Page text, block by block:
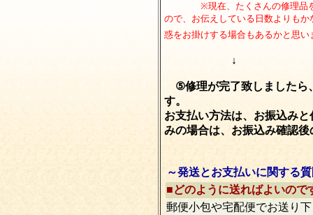
※現在、たくさんの修理品を預
ので、お伝えしている日数よりも
惑をお掛けする場合もあるかと思
↓
⑤修理が完了致しましたら
す。
お支払い方法は、お振込み
みの場合は、お振込み確認
～発送とお支払いに関する
■どのように送ればよいので
郵便小包や宅配便でお送り